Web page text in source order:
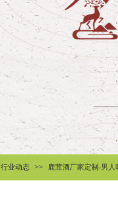
行业动态 >> 鹿茸酒厂家定制-男人